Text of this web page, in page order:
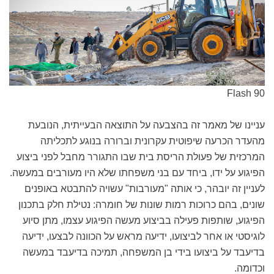
Flash 90
עניינו של מאמר זה בהצבעה על התוצאה הבעייתית, הנובעת
מהעדר הכרעה שיפוטית עקרונית וברורה בנוגע לתכליתה
המרכזית של פעולת הריסת בית שבו התגורר מחבל לפני ביצוע
הפיגוע על ידו, ביחד עם בני משפחתו שלא היו מעורבים במעשה.
לעניין זה יובהר, כי אותה "מעורבות" עשויה להתבטא באופנים
שונים, בהם כרוכות רמות שונות של חומרה: נטילת חלק בתכנון
הפיגוע, שותפות פעילה בביצוע מעשה הפיגוע עצמו, מתן סיוע
לוגיסטי או אחר לביצועו, ידיעה מראש על הכוונה לבצעו, ידיעה
בדיעבד על ביצועו בידי בן המשפחה, תמיכה בדיעבד במעשה
וכדומה.